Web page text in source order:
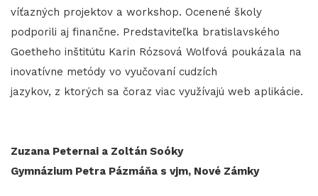
víťazných projektov a workshop. Ocenené školy
podporili aj finančne. Predstaviteľka bratislavského
Goetheho inštitútu Karin Rózsová Wolfová poukázala na
inovatívne metódy vo vyučovaní cudzích
jazykov, z ktorých sa čoraz viac využívajú web aplikácie.
Zuzana Peternai a Zoltán Soóky
Gymnázium Petra Pázmáňa s vjm, Nové Zámky